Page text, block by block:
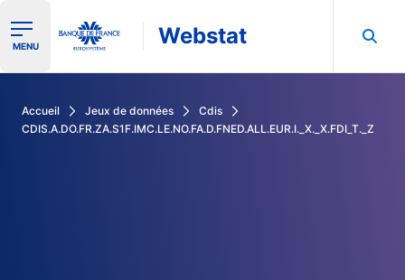
Ouvrir le menu de navigation
MENU Webstat
Accueil Jeux de données
Cdis
CDIS.A.DO.FR.ZA.S1F.IMC.LE.NO.FA.D.FNED.ALL.EUR.I._X._X.FDI_T._Z